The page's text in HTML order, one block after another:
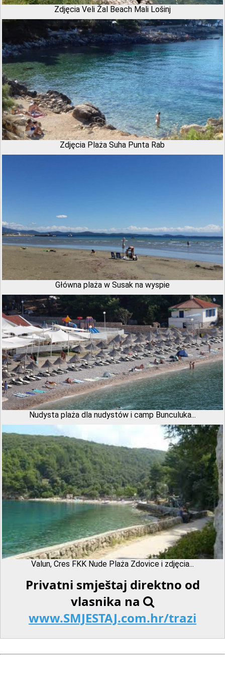
Zdjęcia Veli Žal Beach Mali Lošinj
Zdjęcia Plaża Suha Punta Rab
Główna plaża w Susak na wyspie
Nudysta plaża dla nudystów i camp Bunculuka...
Valun, Cres FKK Nude Plaża Zdovice i zdjęcia...
Privatni smještaj direktno od
vlasnika na
www.SMJESTAJ.com.hr/trazi